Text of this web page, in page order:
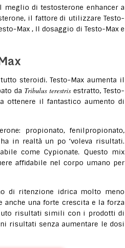
di testosterone enhancer a
il fattore di utilizzare Testo-
Max , Il dosaggio di Testo-Max e
steroidi. Testo-Max aumenta il
da Tribulus terestrisestratto, Testo-
ottenere il fantastico aumento di
propionato, fenilpropionato,
ha in realtà un po ‘voleva risultati.
come Cypionate. Questo mix
affidabile nel corpo umano per
di ritenzione idrica molto meno
una forte crescita e la forza
risultati simili con i prodotti di
risultati senza aumentare le dosi